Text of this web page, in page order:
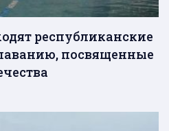
республиканские
посвященные